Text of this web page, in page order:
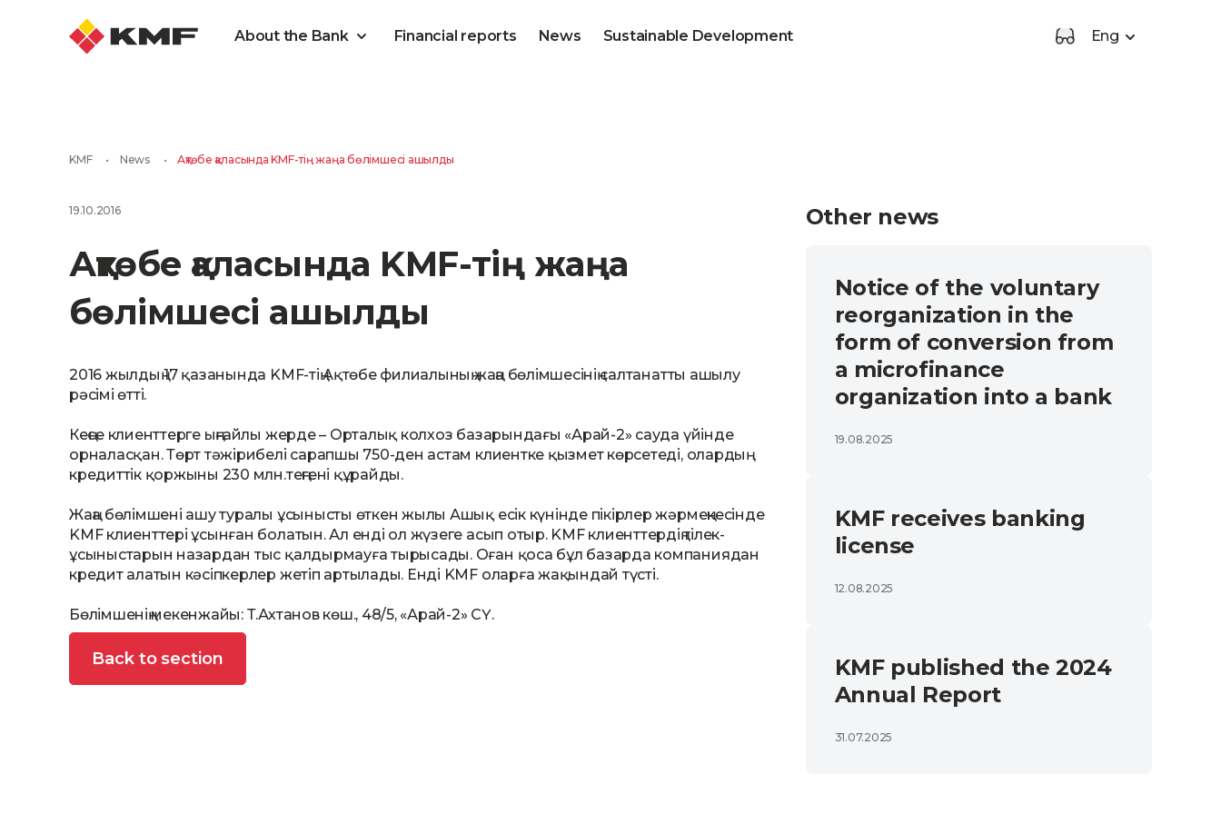
About the Bank Financial reports News Sustainable Development Eng
KMF • News • Ақтөбе қаласында KMF-тің жаңа бөлімшесі ашылды
19.10.2016
Ақтөбе қаласында KMF-тің жаңа
бөлімшесі ашылды
2016 жылдың 17 қазанында KMF-тің Ақтөбе филиалының жаңа бөлімшесінің салтанатты ашылу
рәсімі өтті.
Кеңсе клиенттерге ыңғайлы жерде – Орталық колхоз базарындағы «Арай-2» сауда үйінде
орналасқан. Төрт тәжірибелі сарапшы 750-ден астам клиентке қызмет көрсетеді, олардың
кредиттік қоржыны 230 млн.теңгені құрайды.
Жаңа бөлімшені ашу туралы ұсынысты өткен жылы Ашық есік күнінде пікірлер жәрмеңкесінде
KMF клиенттері ұсынған болатын. Ал енді ол жүзеге асып отыр. KMF клиенттердің тілек-
ұсыныстарын назардан тыс қалдырмауға тырысады. Оған қоса бұл базарда компаниядан
кредит алатын кәсіпкерлер жетіп артылады. Енді KMF оларға жақындай түсті.
Бөлімшенің мекенжайы: Т.Ахтанов көш., 48/5, «Арай-2» СҮ.
Back to section
Other news
Notice of the voluntary
reorganization in the
form of conversion from
a microfinance
organization into a bank
19.08.2025
KMF receives banking
license
12.08.2025
KMF published the 2024
Annual Report
31.07.2025